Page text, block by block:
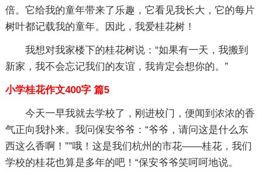
倍。它给我的童年带来了乐趣，它看见我长大，它的每片
树叶都记载我的童年。因此，我爱桂花树！
我想对我家楼下的桂花树说：“如果有一天，我搬到
新家，我不会忘记我们的友谊，我肯定会想你的。”
小学桂花作文400字 篇5
今天一早我就去学校了，刚进校门，便闻到浓浓的香
气正向我扑来。我问保安爷爷：“爷爷，请问这是什么东
西这么香啊！””哦！这是我们杭州的市花——桂花，我们
学校的桂花也算是多年的吧！“保安爷爷笑呵呵地说。